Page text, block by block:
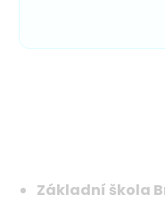
Základní škola